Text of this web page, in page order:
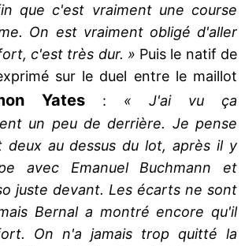
que c'est vraiment une course
On est vraiment obligé d'aller
c'est très dur. » Puis le natif de
sur le duel entre le maillot
Yates : « J'ai vu ça
un peu de derrière. Je pense
deux au dessus du lot, après il y
avec Emanuel Buchmann et
juste devant. Les écarts ne sont
Bernal a montré encore qu'il
On n'a jamais trop quitté la